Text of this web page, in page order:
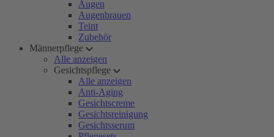
Augen
Augenbrauen
Teint
Zubehör
Männerpflege
Alle anzeigen
Gesichtspflege
Alle anzeigen
Anti-Aging
Gesichtscreme
Gesichtsreinigung
Gesichtsserum